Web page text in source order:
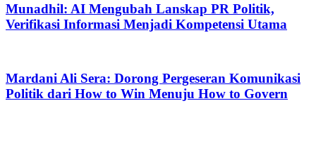
Munadhil: AI Mengubah Lanskap PR Politik,
Verifikasi Informasi Menjadi Kompetensi Utama
Mardani Ali Sera: Dorong Pergeseran Komunikasi
Politik dari How to Win Menuju How to Govern